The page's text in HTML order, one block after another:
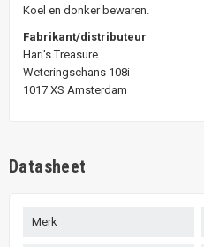
Koel en donker bewaren.
Fabrikant/distributeur
Hari's Treasure
Weteringschans 108i
1017 XS Amsterdam
Datasheet
Merk